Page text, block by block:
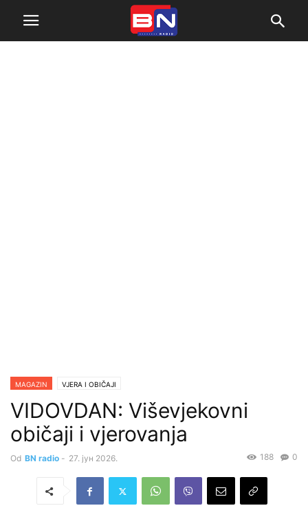
MAGAZIN VJERA I OBIČAJI
VIDOVDAN: Viševjekovni
običaji i vjerovanja
Od BN radio - 27. јун 2026. 0
188